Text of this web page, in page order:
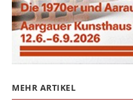
MEHR ARTIKEL